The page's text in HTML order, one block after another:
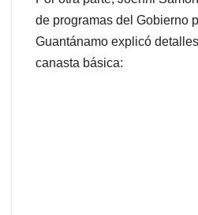
de programas del Gobierno
Guantánamo explicó
canasta básica: